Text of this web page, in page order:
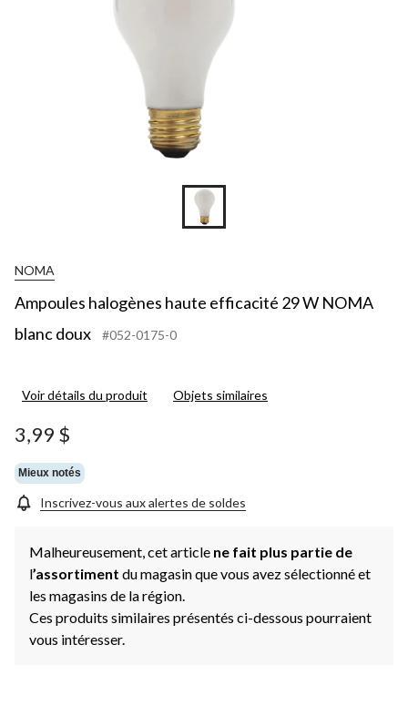
NOMA
Ampoules halogènes haute efficacité 29 W NOMA
blanc doux
#052-0175-0
Voir détails du produit Objets similaires
3,99 $
Mieux notés
Inscrivez-vous aux alertes de soldes
Malheureusement, cet article ne fait plus partie de
l’assortiment du magasin que vous avez sélectionné et
les magasins de la région.
Ces produits similaires présentés ci-dessous pourraient
vous intéresser.